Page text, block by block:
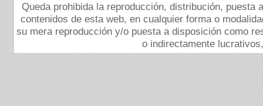
Queda prohibida la reproducción, distribución,
contenidos de esta web, en cualquier forma o
su mera reproducción y/o puesta a disposición como
o indirectamente